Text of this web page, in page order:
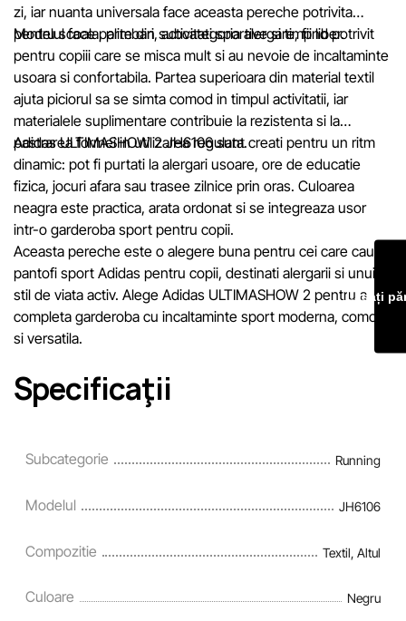
site pentru a identifica și corecta prompt eventualele erori în
mai scurt termen rezonabil.
zi, iar nuanta universala face aceasta pereche potrivita
pentru scoala, plimbari, activitati sportive si timp liber.
Modelul face parte din subcategoria alergare, fiind potrivit
pentru copiii care se misca mult si au nevoie de incaltaminte
usoara si confortabila. Partea superioara din material textil
ajuta piciorul sa se simta comod in timpul activitatii, iar
materialele suplimentare contribuie la rezistenta si la
pastrarea formei in utilizarea regulata.
Adidas ULTIMASHOW 2 JH6106 sunt creati pentru un ritm
dinamic: pot fi purtati la alergari usoare, ore de educatie
fizica, jocuri afara sau trasee zilnice prin oras. Culoarea
neagra este practica, arata ordonat si se integreaza usor
intr-o garderoba sport pentru copii.
Aceasta pereche este o alegere buna pentru cei care cauta
pantofi sport Adidas pentru copii, destinati alergarii si unui
stil de viata activ. Alege Adidas ULTIMASHOW 2 pentru a
completa garderoba cu incaltaminte sport moderna, comoda
si versatila.
Specificaţii
Subcategorie Running
Modelul JH6106
Compozitie Textil, Altul
Culoare Negru
Lăsați